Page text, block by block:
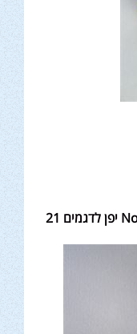
חיישן זרימת מים למחמם מים בגז Noritz יפן לדגמים 21